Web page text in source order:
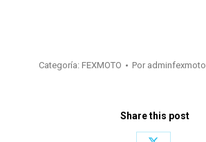
Categoría: FEXMOTO Por adminfexmoto
Share this post